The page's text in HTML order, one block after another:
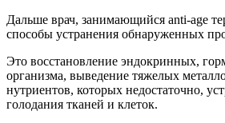
Дальше врач, занимающийся anti-age
способы устранения обнаруженных
Это восстановление эндокринных,
организма, выведение тяжелых
нутриентов, которых недостаточно,
голодания тканей и клеток.